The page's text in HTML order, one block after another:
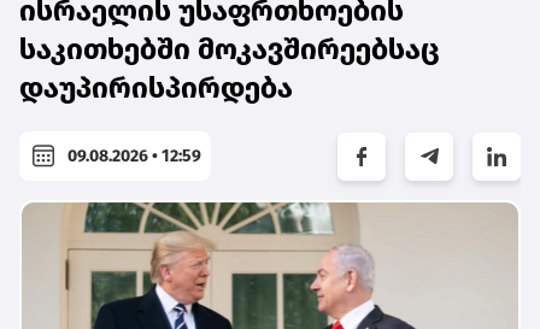
ისრაელის უსაფრთხოების
საკითხებში მოკავშირეებსაც
დაუპირისპირდება
09.08.2026 • 12:59